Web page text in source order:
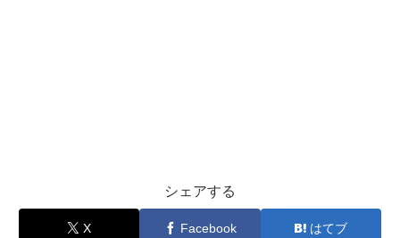
シェアする
X Facebook はてブ